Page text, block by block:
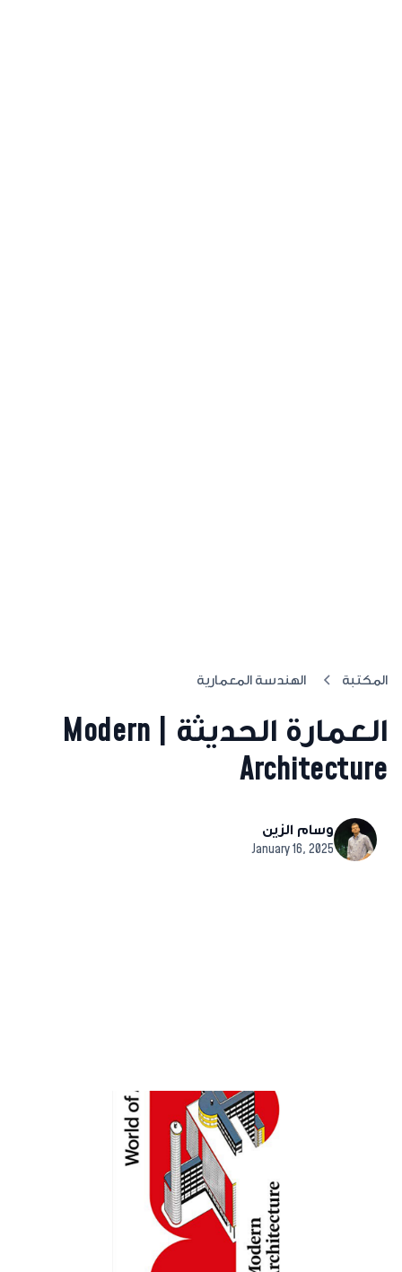
المكتبة الهندسة المعمارية
العمارة الحديثة | Modern
Architecture
وسام الزين
January 16, 2025